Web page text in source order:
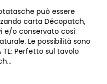
può essere
carta Décopatch,
e/o conservato così
Le possibilità sono
TE: Perfetto sul tavolo